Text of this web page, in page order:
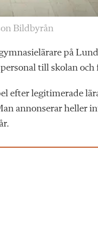
Bildbyrån
på
till skolan och
efter legitimerade
annonserar heller